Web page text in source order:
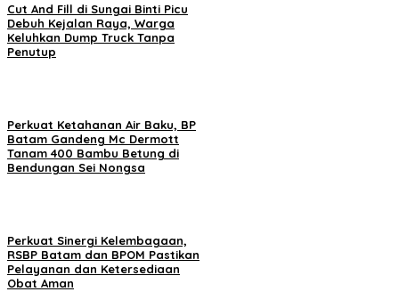
Cut And Fill di Sungai Binti Picu
Debuh Kejalan Raya, Warga
Keluhkan Dump Truck Tanpa
Penutup
Perkuat Ketahanan Air Baku, BP
Batam Gandeng Mc Dermott
Tanam 400 Bambu Betung di
Bendungan Sei Nongsa
Perkuat Sinergi Kelembagaan,
RSBP Batam dan BPOM Pastikan
Pelayanan dan Ketersediaan
Obat Aman